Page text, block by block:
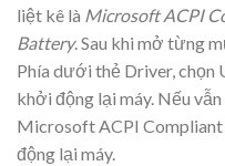
liệt kê là Microsoft ACPI
Battery. Sau khi mở từng
Phía dưới thẻ Driver, chọn
khởi động lại máy. Nếu
Microsoft ACPI
động lại máy.